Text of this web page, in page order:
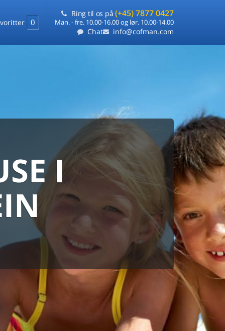
0
Ring til os på (+45) 7877 0427
Man. - fre. 10.00-16.00 og lør. 10.00-14.00
Chat info@cofman.com
I
laveste pris
ét sted